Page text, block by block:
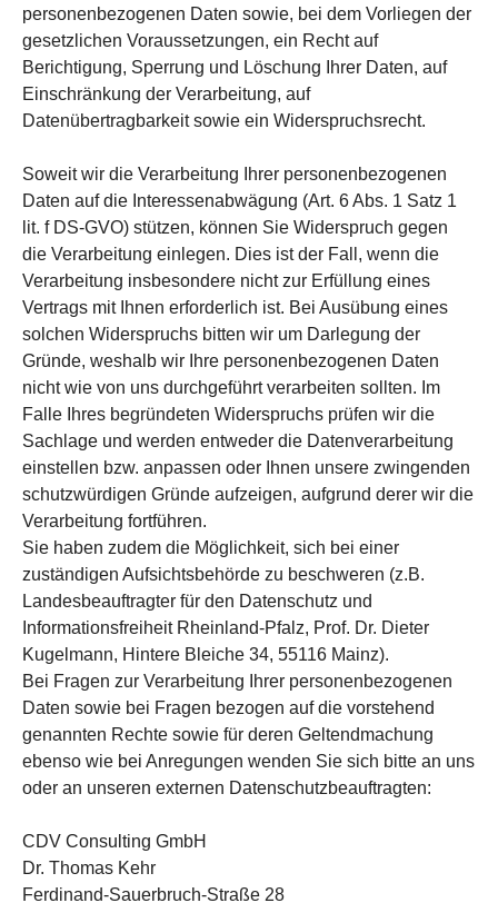
personenbezogenen Daten sowie, bei dem Vorliegen der
gesetzlichen Voraussetzungen, ein Recht auf
Berichtigung, Sperrung und Löschung Ihrer Daten, auf
Einschränkung der Verarbeitung, auf
Datenübertragbarkeit sowie ein Widerspruchsrecht.
Soweit wir die Verarbeitung Ihrer personenbezogenen
Daten auf die Interessenabwägung (Art. 6 Abs. 1 Satz 1
lit. f DS-GVO) stützen, können Sie Widerspruch gegen
die Verarbeitung einlegen. Dies ist der Fall, wenn die
Verarbeitung insbesondere nicht zur Erfüllung eines
Vertrags mit Ihnen erforderlich ist. Bei Ausübung eines
solchen Widerspruchs bitten wir um Darlegung der
Gründe, weshalb wir Ihre personenbezogenen Daten
nicht wie von uns durchgeführt verarbeiten sollten. Im
Falle Ihres begründeten Widerspruchs prüfen wir die
Sachlage und werden entweder die Datenverarbeitung
einstellen bzw. anpassen oder Ihnen unsere zwingenden
schutzwürdigen Gründe aufzeigen, aufgrund derer wir die
Verarbeitung fortführen.
Sie haben zudem die Möglichkeit, sich bei einer
zuständigen Aufsichtsbehörde zu beschweren (z.B.
Landesbeauftragter für den Datenschutz und
Informationsfreiheit Rheinland-Pfalz, Prof. Dr. Dieter
Kugelmann, Hintere Bleiche 34, 55116 Mainz).
Bei Fragen zur Verarbeitung Ihrer personenbezogenen
Daten sowie bei Fragen bezogen auf die vorstehend
genannten Rechte sowie für deren Geltendmachung
ebenso wie bei Anregungen wenden Sie sich bitte an uns
oder an unseren externen Datenschutzbeauftragten:
CDV Consulting GmbH
Dr. Thomas Kehr
Ferdinand-Sauerbruch-Straße 28